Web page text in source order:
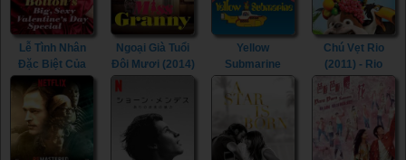
Lễ Tình Nhân
Đặc Biệt Của
Michael Bolton
(2017) - Michael
Bolton's Big,
Sexy
Valentine's Day
Ngoại Già Tuổi
Đôi Mươi (2014)
- Miss Granny
(2014)
Yellow
Submarine
(1968) - Yellow
Submarine
(1968)
Chú Vẹt Rio
(2011) - Rio
(2011)